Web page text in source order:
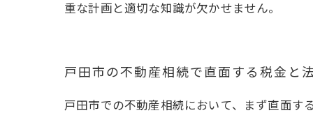
重な計画と適切な知識が欠かせません。
戸田市の不動産相続で直面する税金と
戸田市での不動産相続において、まず直面す